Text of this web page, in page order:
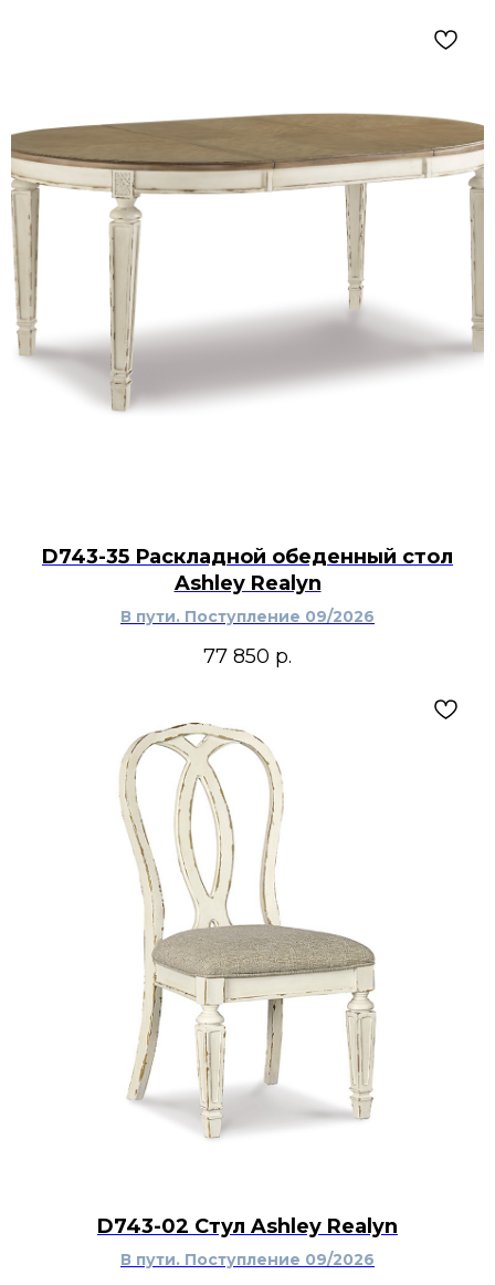
D743-35 Раскладной обеденный стол
Ashley Realyn
В пути. Поступление 09/2026
77 850 р.
D743-02 Стул Ashley Realyn
В пути. Поступление 09/2026